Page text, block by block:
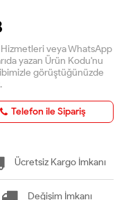
veya WhatsApp
yazan Ürün Kodu'nu
görüştüğünüzde
Telefon ile Sipariş
Ücretsiz Kargo İmkanı
Değişim İmkanı